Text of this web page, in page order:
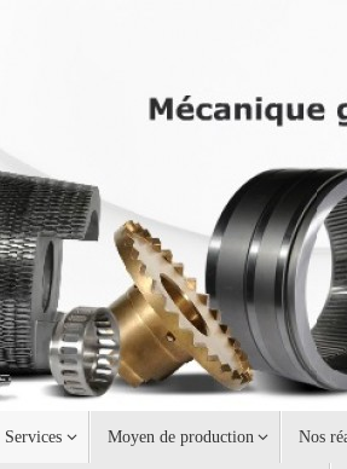
Services Moyen de production Nos